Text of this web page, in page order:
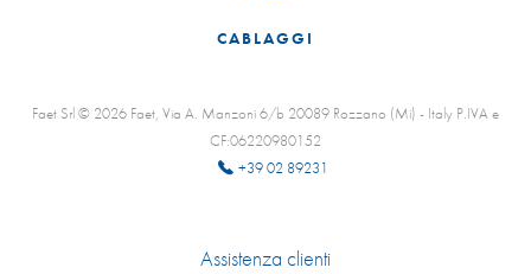
CABLAGGI
Faet Srl © 2026 Faet, Via A. Manzoni 6/b 20089 Rozzano (Mi) - Italy P.IVA e
CF:06220980152
+39 02 89231
Assistenza clienti